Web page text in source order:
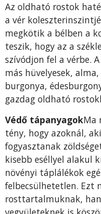
Az oldható rostok
a vér
megkötik a bélben a
teszik, hogy az a
szívódjon fel a vérbe.
más hüvelyesek,
burgonya,
gazdag oldható
Védő tápanyagokMa
tény, hogy azoknál,
fogyasztanak
kisebb eséllyel alakul
növényi táplálékok
felbecsülhetetlen. Ezt
rosttartalmuknak,